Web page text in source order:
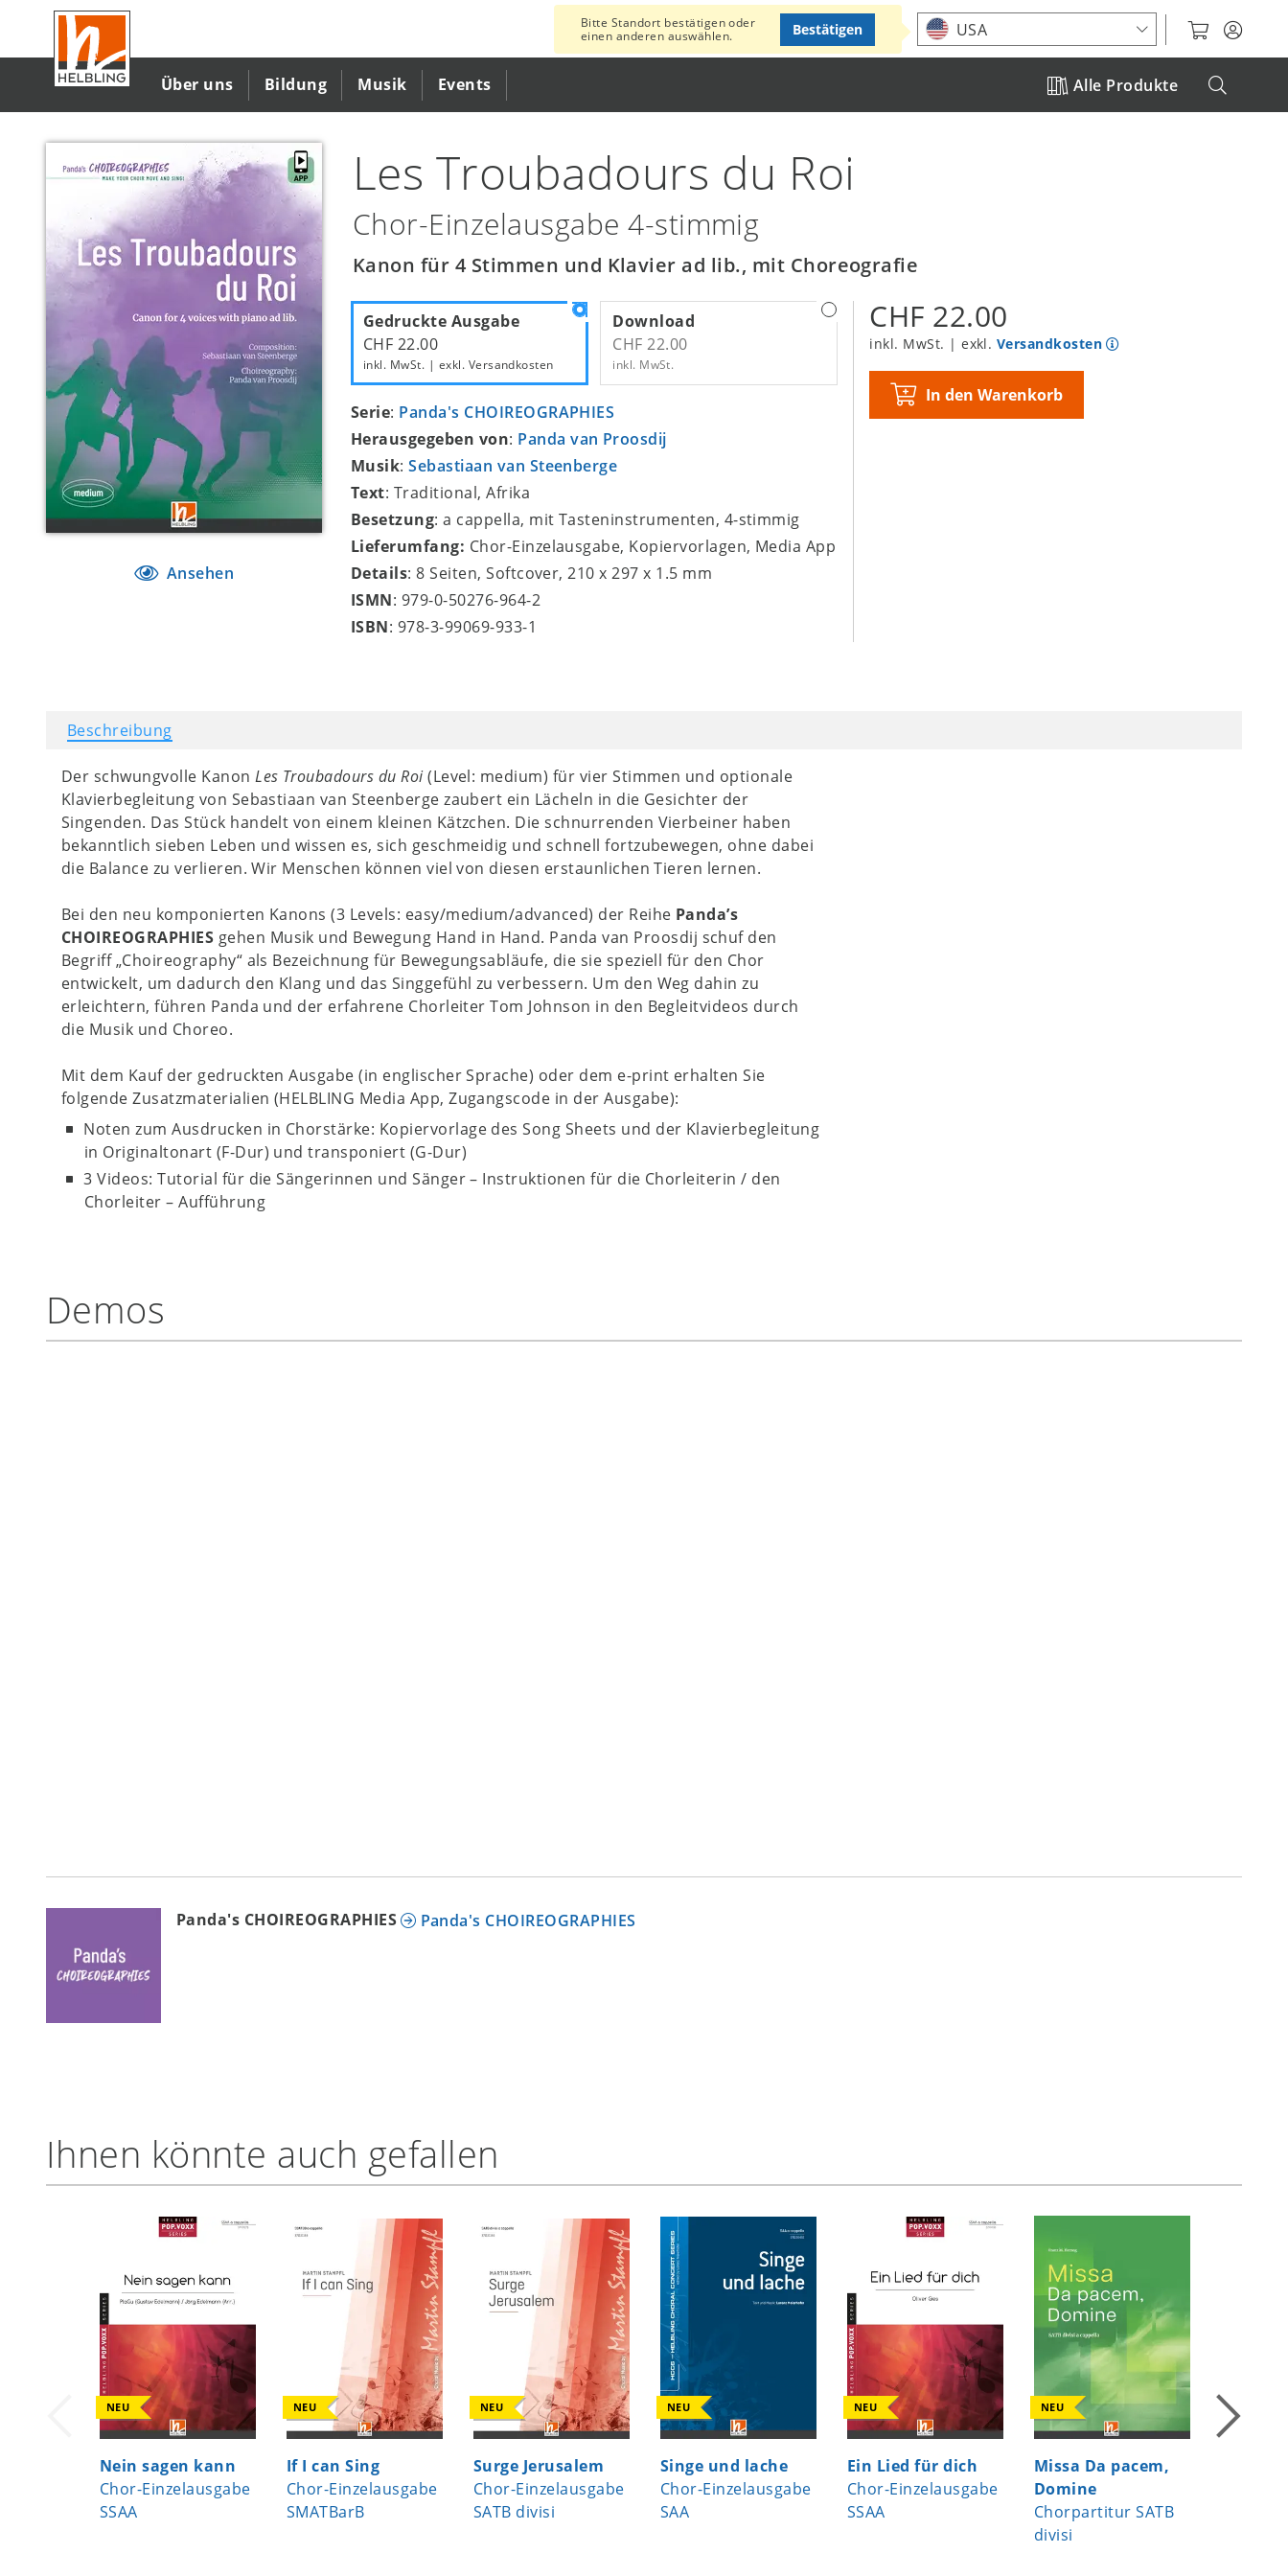
Inhalt
Standort auswählen
Über uns Bildung Musik Events Alle Produkte
Bitte Standort bestätigen oder
einen anderen auswählen.
USA
Bestätigen
Ansehen
Les Troubadours du Roi
Chor-Einzelausgabe 4-stimmig
Kanon für 4 Stimmen und Klavier ad lib., mit Choreografie
Gedruckte Ausgabe
CHF 22.00
inkl. MwSt. | exkl. Versandkosten
Download
CHF 22.00
inkl. MwSt.
Serie: Panda's CHOIREOGRAPHIES
Herausgegeben von: Panda van Proosdij
Musik:Sebastiaan van Steenberge
Text: Traditional, Afrika
Besetzung: a cappella, mit Tasteninstrumenten, 4-stimmig
Lieferumfang: Chor-Einzelausgabe, Kopiervorlagen, Media App
Details: 8 Seiten, Softcover, 210 x 297 x 1.5 mm
ISMN: 979-0-50276-964-2
ISBN: 978-3-99069-933-1
CHF 22.00
inkl. MwSt. | exkl. Versandkosten
In den Warenkorb
Beschreibung
Der schwungvolle KanonLes Troubadours du Roi(Level: medium) für vier Stimmen und optionale
Klavierbegleitung von Sebastiaan van Steenberge zaubert ein Lächeln in die Gesichter der
Singenden. Das Stück handelt von einem kleinen Kätzchen. Die schnurrenden Vierbeiner haben
bekanntlich sieben Leben und wissen es, sich geschmeidig und schnell fortzubewegen, ohne dabei
die Balance zu verlieren. Wir Menschen können viel von diesen erstaunlichen Tieren lernen.
Bei den neu komponierten Kanons (3 Levels: easy/medium/advanced) der Reihe Panda’s
CHOIREOGRAPHIES gehen Musik und Bewegung Hand in Hand. Panda van Proosdij schuf den
Begriff „Choireography“ als Bezeichnung für Bewegungsabläufe, die sie speziell für den Chor
entwickelt, um dadurch den Klang und das Singgefühl zu verbessern. Um den Weg dahin zu
erleichtern, führen Panda und der erfahrene Chorleiter Tom Johnson in den Begleitvideos durch
die Musik und Choreo.
Mit dem Kauf der gedruckten Ausgabe (in englischer Sprache) oder dem e-print erhalten Sie
folgende Zusatzmaterialien (HELBLING Media App, Zugangscode in der Ausgabe):
Noten zum Ausdrucken in Chorstärke: Kopiervorlage des Song Sheets und der Klavierbegleitung
in Originaltonart (F-Dur) und transponiert (G-Dur)
3 Videos: Tutorial für die Sängerinnen und Sänger – Instruktionen für die Chorleiterin / den
Chorleiter – Aufführung
Demos
Panda's CHOIREOGRAPHIES Panda's CHOIREOGRAPHIES
Ihnen könnte auch gefallen
NEU
Nein sagen kann
Chor-Einzelausgabe
SSAA
NEU
If I can Sing
Chor-Einzelausgabe
SMATBarB
NEU
Surge Jerusalem
Chor-Einzelausgabe
SATB divisi
NEU
Singe und lache
Chor-Einzelausgabe
SAA
NEU
Ein Lied für dich
Chor-Einzelausgabe
SSAA
NEU
Missa Da pacem,
Domine
Chorpartitur SATB
divisi
NEU